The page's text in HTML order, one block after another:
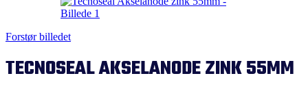
Forstør billedet
TECNOSEAL AKSELANODE ZINK 55MM